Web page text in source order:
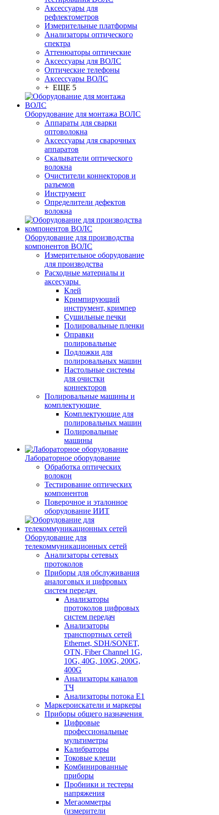
Аксессуары для
рефлектометров
Измерительные платформы
Анализаторы оптического
спектра
Аттенюаторы оптические
Аксессуары для ВОЛС
Оптические телефоны
Аксессуары ВОЛС
+ ЕЩЕ 5
Оборудование для монтажа ВОЛС
Аппараты для сварки
оптоволокна
Аксессуары для сварочных
аппаратов
Скалыватели оптического
волокна
Очистители коннекторов и
разъемов
Инструмент
Определители дефектов
волокна
Оборудование для производства
компонентов ВОЛС
Измерительное оборудование
для производства
Расходные материалы и
аксесуары
Клей
Кримпирующий
инструмент, кримпер
Сушильные печки
Полировальные пленки
Оправки
полировальные
Подложки для
полировальных машин
Настольные системы
для очистки
коннекторов
Полировальные машины и
комплектующие
Комплектующие для
полировальных машин
Полировальные
машины
Лабораторное оборудование
Обработка оптических
волокон
Тестирование оптических
компонентов
Поверочное и эталонное
оборудование ИИТ
Оборудование для
телекоммуникационных сетей
Анализаторы сетевых
протоколов
Приборы для обслуживания
аналоговых и цифровых
систем передач
Анализаторы
протоколов цифровых
систем передач
Анализаторы
транспортных сетей
Ethernet, SDH/SONET,
OTN, Fiber Channel 1G,
10G, 40G, 100G, 200G,
400G
Анализаторы каналов
ТЧ
Анализаторы потока Е1
Маркероискатели и маркеры
Приборы общего назначения
Цифровые
профессиональные
мультиметры
Калибраторы
Токовые клещи
Комбинированные
приборы
Пробники и тестеры
напряжения
Мегаомметры
(измерители